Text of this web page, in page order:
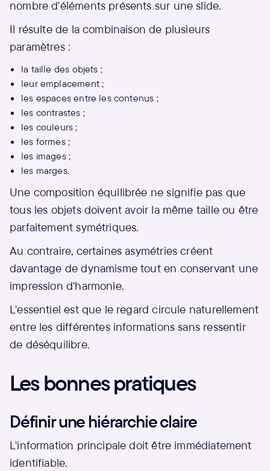
nombre d'éléments présents sur une slide.
Il résulte de la combinaison de plusieurs
paramètres :
la taille des objets ;
leur emplacement ;
les espaces entre les contenus ;
les contrastes ;
les couleurs ;
les formes ;
les images ;
les marges.
Une composition équilibrée ne signifie pas que
tous les objets doivent avoir la même taille ou être
parfaitement symétriques.
Au contraire, certaines asymétries créent
davantage de dynamisme tout en conservant une
impression d'harmonie.
L'essentiel est que le regard circule naturellement
entre les différentes informations sans ressentir
de déséquilibre.
Les bonnes pratiques
Définir une hiérarchie claire
L'information principale doit être immédiatement
identifiable.